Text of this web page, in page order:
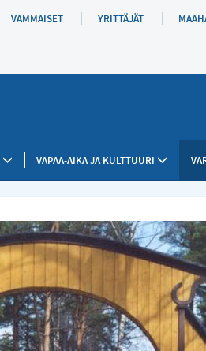
VAMMAISET YRITTÄJÄT
VAPAA-AIKA JA KULTTUURI